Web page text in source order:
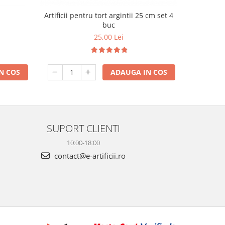
COS
Artificii pentru tort argintii 25 cm set 4
buc
25,00 Lei
ADAUGA IN COS
SUPORT CLIENTI
10:00-18:00
contact@e-artificii.ro